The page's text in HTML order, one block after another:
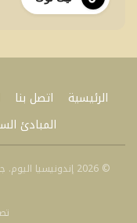
الرئيسية اتصل بنا
المبادئ